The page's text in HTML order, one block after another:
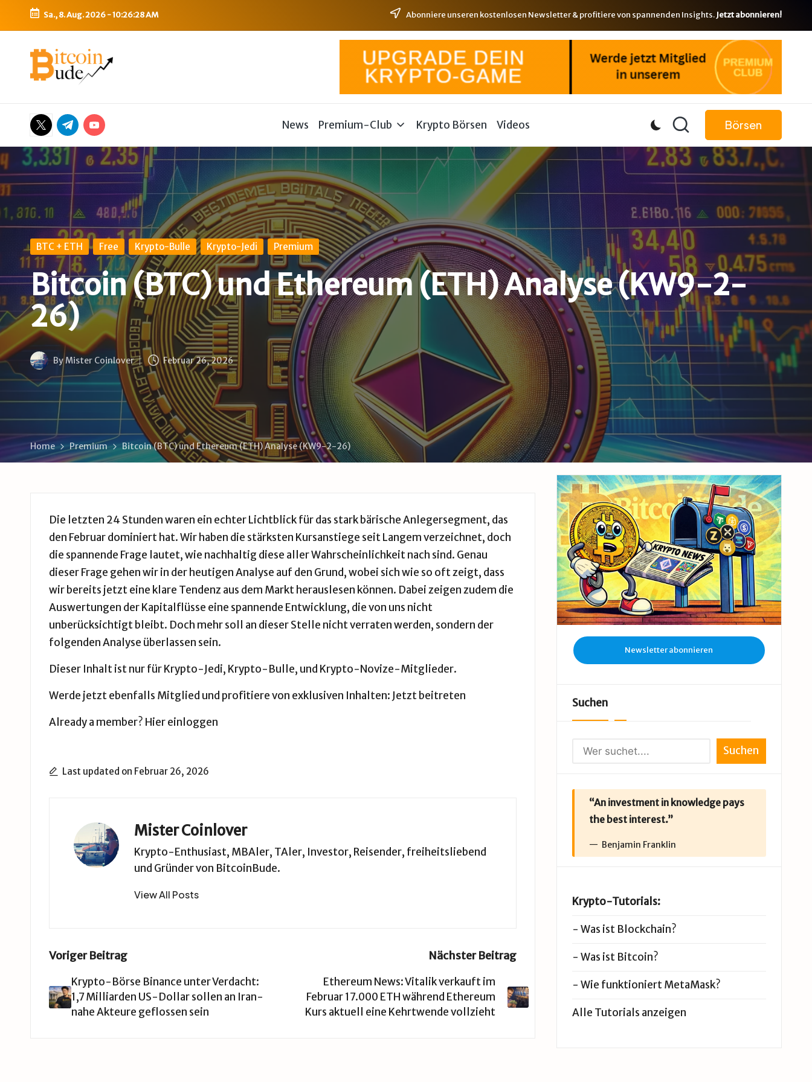
Skip
content
Sa., 8. Aug. 2026-10:26:29 AM Abonniere unseren kostenlosen Newsletter & profitiere von spannenden Insights.Jetzt abonnieren!
B
i
t
c
o
i
n
-
B
u
d
e
Bitcoin,
Ethereum,
mehr
TwitterTelegram
YouTube News Premium-Club Krypto Börsen Videos Börsen
Posted
in
BTC + ETH Free Krypto-Bulle Krypto-Jedi Premium
Bitcoin (BTC) und Ethereum (ETH) Analyse (KW9-2-
26)
Posted
by
ByMister Coinlover Februar 26, 2026
Home Premium Bitcoin (BTC) und Ethereum (ETH) Analyse (KW9-2-26)
Die letzten 24 Stunden waren ein echter Lichtblick für das stark bärische Anlegersegment, das
den Februar dominiert hat. Wir haben die stärksten Kursanstiege seit Langem verzeichnet, doch
die spannende Frage lautet, wie nachhaltig diese aller Wahrscheinlichkeit nach sind. Genau
dieser Frage gehen wir in der heutigen Analyse auf den Grund, wobei sich wie so oft zeigt, dass
wir bereits jetzt eine klare Tendenz aus dem Markt herauslesen können. Dabei zeigen zudem die
Auswertungen der Kapitalflüsse eine spannende Entwicklung, die von uns nicht
unberücksichtigt bleibt. Doch mehr soll an dieser Stelle nicht verraten werden, sondern der
folgenden Analyse überlassen sein.
Dieser Inhalt ist nur für Krypto-Jedi, Krypto-Bulle, und Krypto-Novize-Mitglieder.
Werde jetzt ebenfalls Mitglied und profitiere von exklusiven Inhalten: Jetzt beitreten
Already a member? Hier einloggen
Last updated on Februar 26, 2026
Mister Coinlover
Krypto-Enthusiast, MBAler, TAler, Investor, Reisender, freiheitsliebend
und Gründer von BitcoinBude.
View All Posts
Post
navigation
Voriger Beitrag
Krypto-Börse Binance unter Verdacht:
1,7 Milliarden US-Dollar sollen an Iran-
nahe Akteure geflossen sein
Nächster Beitrag
Ethereum News: Vitalik verkauft im
Februar 17.000 ETH während Ethereum
Kurs aktuell eine Kehrtwende vollzieht
Newsletter abonnieren
Suchen
Suchen
“An investment in knowledge pays
the best interest.”
Benjamin Franklin
Krypto-Tutorials:
- Was ist Blockchain?
- Was ist Bitcoin?
- Wie funktioniert MetaMask?
Alle Tutorials anzeigen